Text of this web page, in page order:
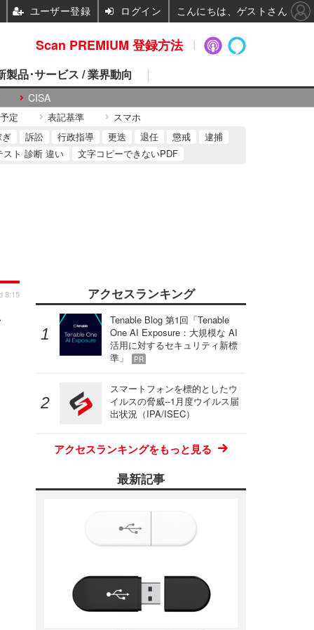
CISA
製品･サービス / 業界動向
定 表記基準 スマホ
訴訟 行政指導 更迭 退任 懲戒
逮捕
スト 診断 違い 文字コピーできないPDF
8:15 アクセスランキング
Tenable Blog 第1回「Tenable
One AI Exposure：大規模な AI
活用に対するセキュリティ新標
準」
PR
スマートフォンを標的としたウ
イルスの脅威--1月度ウイルス届
出状況（IPA/ISEC）
アクセスランキングをもっと見る
最新記事
Scan PREMIUM 登録方法
ユーザー登録 ログイン こんにちは、ゲストさん